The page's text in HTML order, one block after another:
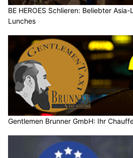
BE HEROES Schlieren: Beliebter
Lunches
Gentlemen Brunner GmbH: Ihr